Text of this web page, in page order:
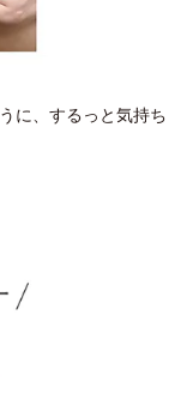
に、するっと気持ち